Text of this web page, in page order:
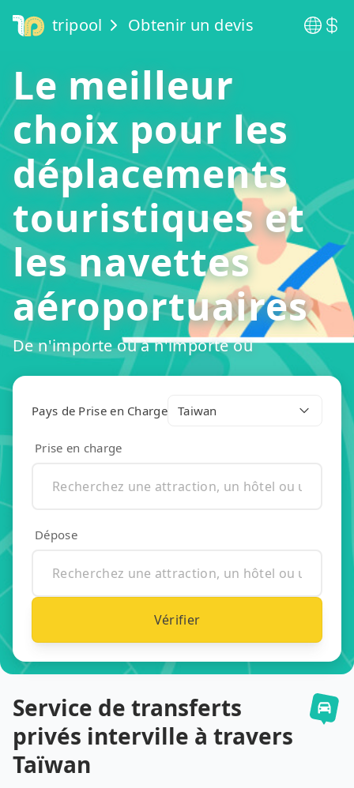
tripool Obtenir un devis
Le meilleur
choix pour les
déplacements
touristiques et
les navettes
aéroportuaires
De n'importe où à n'importe où
Pays de Prise en Charge Taiwan
Prise en charge
Dépose
Vérifier
Service de transferts
privés interville à travers
Taïwan